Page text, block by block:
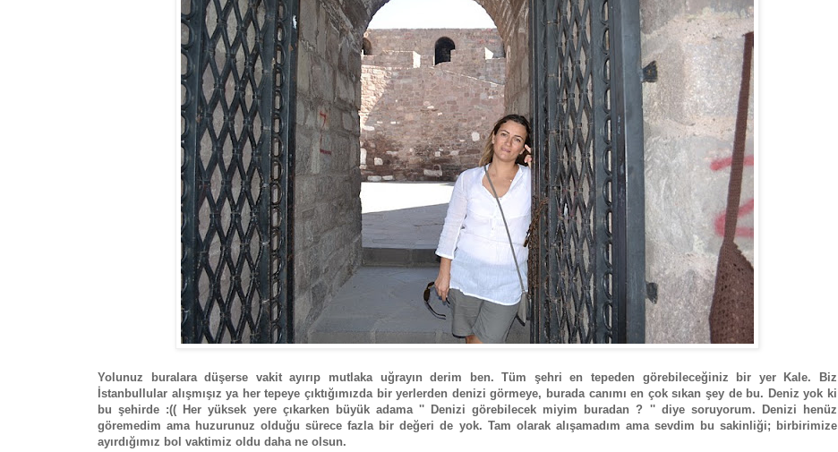
Yolunuz buralara düşerse vakit ayırıp mutlaka uğrayın derim ben. Tüm şehri en tepeden görebileceğiniz bir yer Kale. Biz
İstanbullular alışmışız ya her tepeye çıktığımızda bir yerlerden denizi görmeye, burada canımı en çok sıkan şey de bu. Deniz yok ki
bu şehirde :(( Her yüksek yere çıkarken büyük adama '' Denizi görebilecek miyim buradan ? '' diye soruyorum. Denizi henüz
göremedim ama huzurunuz olduğu sürece fazla bir değeri de yok. Tam olarak alışamadım ama sevdim bu sakinliği; birbirimize
ayırdığımız bol vaktimiz oldu daha ne olsun.